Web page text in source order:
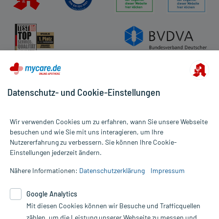
Alle Preise gelten inkl. MwSt., ggf. zzgl. Versandkosten
Informationen auf dieser Website werden ausschließlich für
die Untersuchung und Behandlung durch einen Arzt. Bitte
Therapien eingeleitet werden können. | Diese Webseite benutzt
Google Analytics. Lesen Sie bitte dazu die wichtigen Hinweise in
unserer Datenschutzerklärung. Für den Widerruf einer Bestellung
Datenschutz- und Cookie-Einstellungen
Wir verwenden Cookies um zu erfahren, wann Sie unsere Webseite
besuchen und wie Sie mit uns interagieren, um Ihre
Nutzererfahrung zu verbessern. Sie können Ihre Cookie-
Einstellungen jederzeit ändern.
Nähere Informationen: Datenschutzerklärung Impressum
Google Analytics
Mit diesen Cookies können wir Besuche und Trafficquellen
zählen, um die Leistung unserer Webseite zu messen und